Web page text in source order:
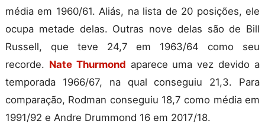
média em 1960/61. Aliás, na lista de 20 posições, ele
ocupa metade delas. Outras nove delas são de Bill
Russell, que teve 24,7 em 1963/64 como seu
recorde. Nate Thurmond aparece uma vez devido a
temporada 1966/67, na qual conseguiu 21,3. Para
comparação, Rodman conseguiu 18,7 como média em
1991/92 e Andre Drummond 16 em 2017/18.